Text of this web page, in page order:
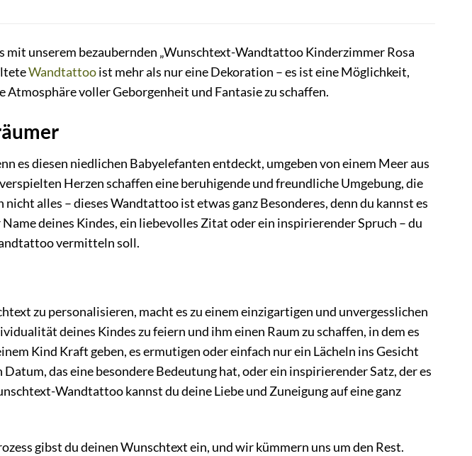
mit unserem bezaubernden „Wunschtext-Wandtattoo Kinderzimmer Rosa
Wandtattooist mehr als nur eine Dekoration – es ist eine Möglichkeit,
Atmosphäre voller Geborgenheit und Fantasie zu schaffen.
es diesen niedlichen Babyelefanten entdeckt, umgeben von einem Meer aus
Herzen schaffen eine beruhigende und freundliche Umgebung, die
alles – dieses Wandtattoo ist etwas ganz Besonderes, denn du kannst es
deines Kindes, ein liebevolles Zitat oder ein inspirierender Spruch – du
vermitteln soll.
zu personalisieren, macht es zu einem einzigartigen und unvergesslichen
deines Kindes zu feiern und ihm einen Raum zu schaffen, in dem es
Kind Kraft geben, es ermutigen oder einfach nur ein Lächeln ins Gesicht
das eine besondere Bedeutung hat, oder ein inspirierender Satz, der es
Wandtattoo kannst du deine Liebe und Zuneigung auf eine ganz
gibst du deinen Wunschtext ein, und wir kümmern uns um den Rest.